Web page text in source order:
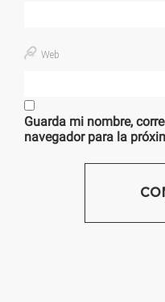
Web
Guarda mi nombre,
navegador para la